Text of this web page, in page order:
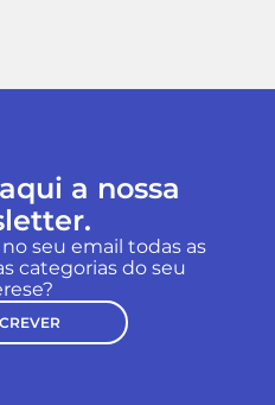
a nossa
seu email todas as
categorias do seu